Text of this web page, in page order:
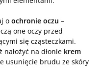
o ochronie oczu –
one oczy przed
się cząsteczkami.
na dłonie krem
usunięcie brudu ze skóry